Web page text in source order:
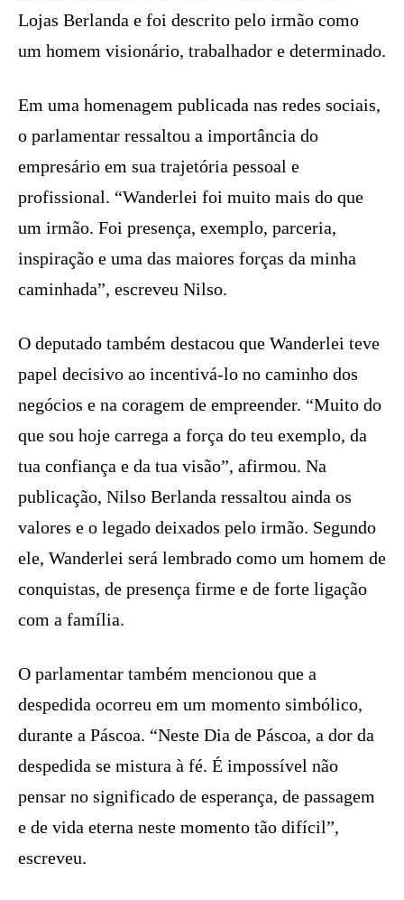
Lojas Berlanda e foi descrito pelo irmão como
um homem visionário, trabalhador e determinado.
Em uma homenagem publicada nas redes sociais,
o parlamentar ressaltou a importância do
empresário em sua trajetória pessoal e
profissional. “Wanderlei foi muito mais do que
um irmão. Foi presença, exemplo, parceria,
inspiração e uma das maiores forças da minha
caminhada”, escreveu Nilso.
O deputado também destacou que Wanderlei teve
papel decisivo ao incentivá-lo no caminho dos
negócios e na coragem de empreender. “Muito do
que sou hoje carrega a força do teu exemplo, da
tua confiança e da tua visão”, afirmou. Na
publicação, Nilso Berlanda ressaltou ainda os
valores e o legado deixados pelo irmão. Segundo
ele, Wanderlei será lembrado como um homem de
conquistas, de presença firme e de forte ligação
com a família.
O parlamentar também mencionou que a
despedida ocorreu em um momento simbólico,
durante a Páscoa. “Neste Dia de Páscoa, a dor da
despedida se mistura à fé. É impossível não
pensar no significado de esperança, de passagem
e de vida eterna neste momento tão difícil”,
escreveu.